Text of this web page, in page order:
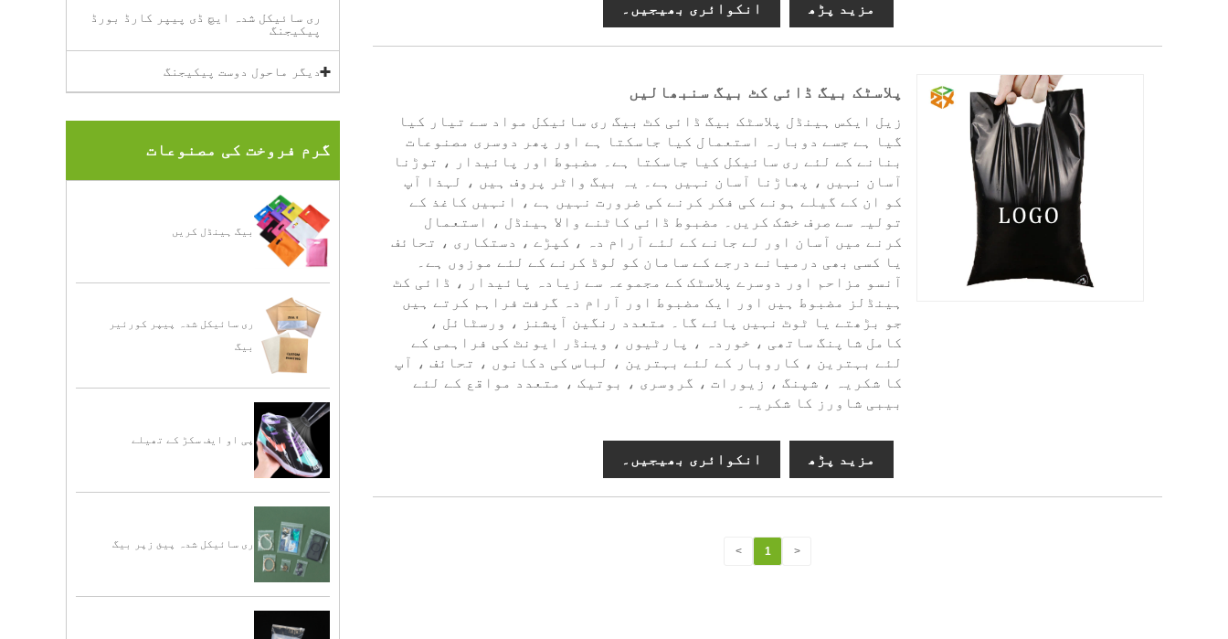
ری سائیکل شدہ ایچ ڈی پیپر کارڈ بورڈ
پیکیجنگ
دیگر ماحول دوست پیکیجنگ
گرم فروخت کی مصنوعات
بیگ ہینڈل کریں
ری سائیکل شدہ پیپر کورئیر
بیگ
پی او ایف سکڑ کے تھیلے
ری سائیکل شدہ پیئ زپر بیگ
مزید پڑھ انکوائری بھیجیں۔
پلاسٹک بیگ ڈائی کٹ بیگ سنبھالیں
زیل ایکس ہینڈل پلاسٹک بیگ ڈائی کٹ بیگ ری سائیکل مواد سے تیار کیا
گیا ہے جسے دوبارہ استعمال کیا جاسکتا ہے اور پھر دوسری مصنوعات
بنانے کے لئے ری سائیکل کیا جاسکتا ہے۔ مضبوط اور پائیدار ، توڑنا
آسان نہیں ، پھاڑنا آسان نہیں ہے۔ یہ بیگ واٹر پروف ہیں ، لہذا آپ
کو ان کے گیلے ہونے کی فکر کرنے کی ضرورت نہیں ہے ، انہیں کاغذ کے
تولیہ سے صرف خشک کریں۔ مضبوط ڈائی کاٹنے والا ہینڈل ، استعمال
کرنے میں آسان اور لے جانے کے لئے آرام دہ ، کپڑے ، دستکاری ، تحائف
یا کسی بھی درمیانے درجے کے سامان کو لوڈ کرنے کے لئے موزوں ہے۔
آنسو مزاحم اور دوسرے پلاسٹک کے مجموعہ سے زیادہ پائیدار ، ڈائی کٹ
ہینڈلز مضبوط ہیں اور ایک مضبوط اور آرام دہ گرفت فراہم کرتے ہیں
جو بڑھتے یا ٹوٹ نہیں پائے گا۔ متعدد رنگین آپشنز ، ورسٹائل ،
کامل شاپنگ ساتھی ، خوردہ ، پارٹیوں ، وینڈر ایونٹ کی فراہمی کے
لئے بہترین ، کاروبار کے لئے بہترین ، لباس کی دکانوں ، تحائف ، آپ
کا شکریہ ، شپنگ ، زیورات ، گروسری ، بوتیک ، متعدد مواقع کے لئے
بیبی شاورز کا شکریہ۔
مزید پڑھ انکوائری بھیجیں۔
<
1
>